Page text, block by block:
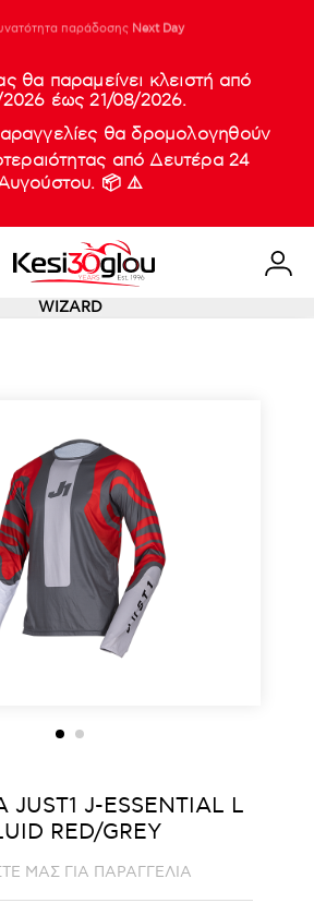
210 88 21
παράδοσης Next Day
Νέες
θα παραμείνει κλειστή από
2026 έως 21/08/2026.
θα δρομολογηθούν
από Δευτέρα 24
📦 ⚠️
WIZARD
J-ESSENTIAL L
RED/GREY
ΜΑΣ ΓΙΑ ΠΑΡΑΓΓΕΛΙΑ